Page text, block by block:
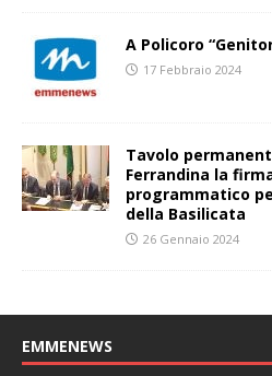
A Policoro
17 Febbraio 2024
Tavolo
Ferrandina la
programmatico
della Basilicata
26 Gennaio 2024
EMMENEWS